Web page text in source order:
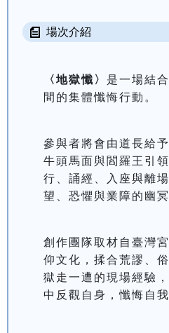
場次介紹
〈地獄懺〉 是一場結
間的集體懺悔行動。
參與者將會由道長給
牛頭馬面與閻羅王引
行、誦經、入座與離
望、恐懼與業障的幽冥
創作團隊取材自臺灣
仰文化，揉合荒謬、
獄走一遭的現場經驗